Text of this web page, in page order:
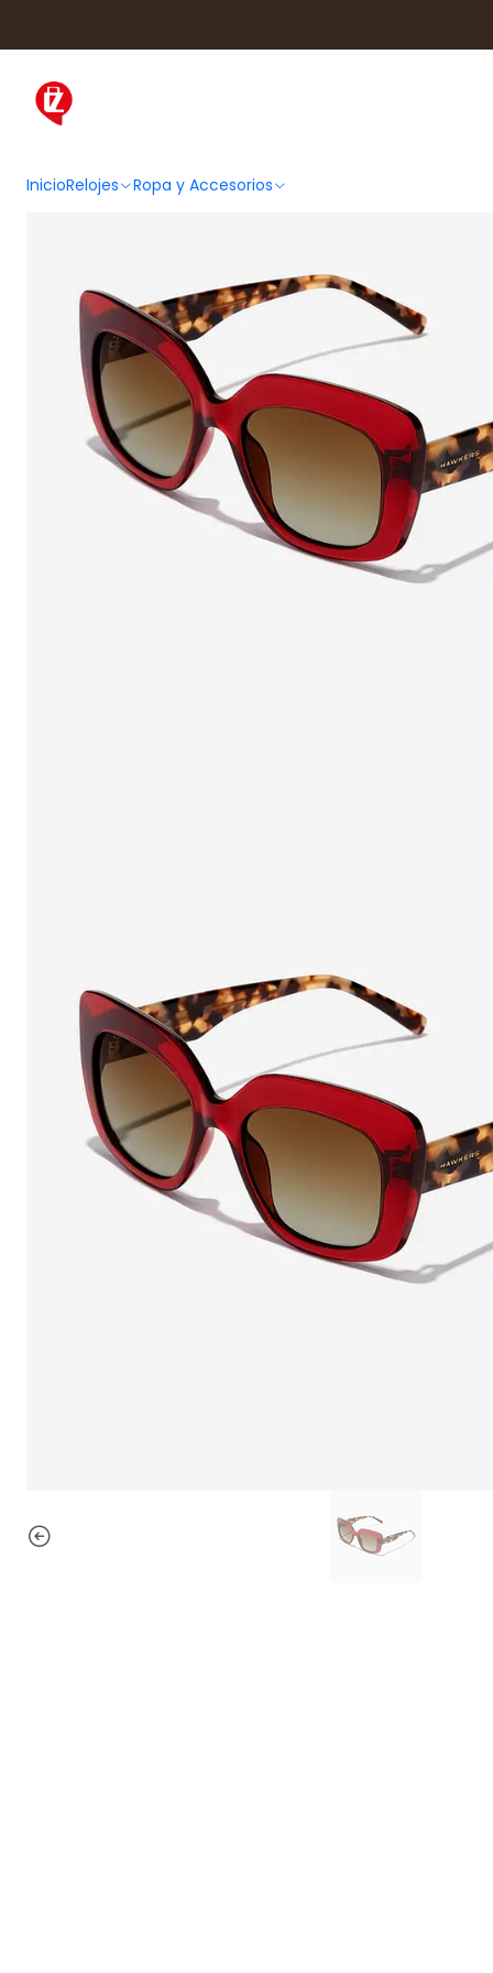
InicioRelojes Ropa y Accesorios